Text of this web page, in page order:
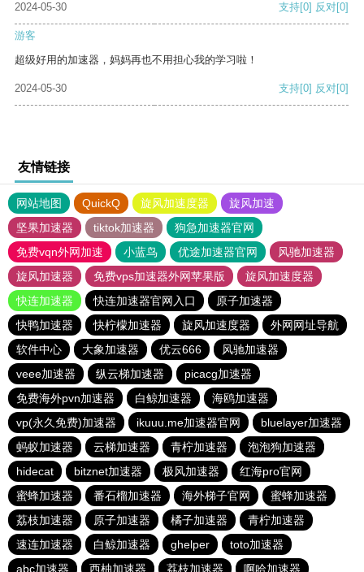
2024-05-30 支持[0] 反对[0]
游客
超级好用的加速器，妈妈再也不用担心我的学习啦！
2024-05-30 支持[0] 反对[0]
友情链接
网站地图 QuickQ 旋风加速度器
旋风加速
坚果加速器
tiktok加速器
狗急加速器官网
免费vqn外网加速
小蓝鸟 优途加速器官网
风驰加速器
旋风加速器
免费vps加速器外网苹果版
旋风加速度器
快连加速器
快连加速器官网入口
原子加速器
快鸭加速器
快柠檬加速器 旋风加速度器
外网网址导航
软件中心
大象加速器 优云666
风驰加速器
veee加速器
纵云梯加速器
picacg加速器
免费海外pvn加速器
白鲸加速器
海鸥加速器
vp(永久免费)加速器
ikuuu.me加速器官网
bluelayer加速器
蚂蚁加速器
云梯加速器 青柠加速器
泡泡狗加速器
hidecat
bitznet加速器 极风加速器
红海pro官网
蜜蜂加速器
番石榴加速器 海外梯子官网
蜜蜂加速器
荔枝加速器
原子加速器 橘子加速器
青柠加速器
速连加速器
白鲸加速器 ghelper
toto加速器
abc加速器
西柚加速器 荔枝加速器 啊哈加速器